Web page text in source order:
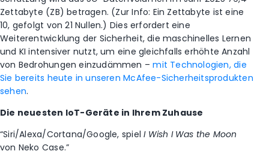
Zettabyte (ZB) betragen. (Zur Info: Ein Zettabyte ist eine
10, gefolgt von 21 Nullen.) Dies erfordert eine
Weiterentwicklung der Sicherheit, die maschinelles Lernen
und KI intensiver nutzt, um eine gleichfalls erhöhte Anzahl
von Bedrohungen einzudämmen –mit Technologien, die
Sie bereits heute in unseren McAfee-Sicherheitsprodukten
sehen.
Die neuesten IoT-Geräte in Ihrem Zuhause
“Siri/Alexa/Cortana/Google, spielI Wish I Was the Moon
von Neko Case.”